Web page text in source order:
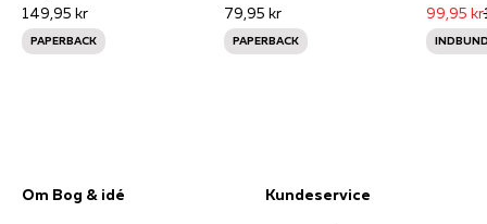
149,95 kr
PAPERBACK
79,95 kr
PAPERBACK
99,95 kr
Om Bog & idé Kundeservice